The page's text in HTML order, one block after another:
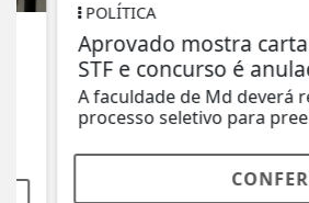
POLÍTICA
Aprovado mostra cartas
STF e concurso é anulado
A faculdade de Md deverá
processo seletivo para
CONFERIR